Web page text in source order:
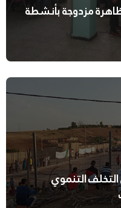
أغبال بتلعصة تحتضن تظاهرة مزدوجة بأنشطة
التنموي